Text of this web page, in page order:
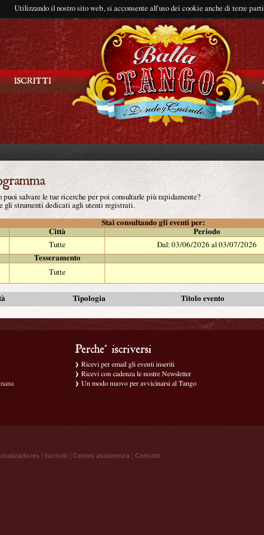
Utilizzando il nostro sito web, si acconsente all'uso dei cookie anche di terze parti
salvare le tue ricerche per poi consultarle più rapidamente?
gli strumenti dedicati agli utenti registrati.
Stai consultando gli eventi per:
Città Periodo
Tutte Dal: 03/06/2026 al 03/07/2026
Tesseramento
Tutte
Tipologia Titolo evento
Ricevi per email gli eventi inseriti
Ricevi con cadenza le nostre Newsletter
Un modo nuovo per avvicinarsi al Tango
| Iscriviti | Centro assistenza | Contatti